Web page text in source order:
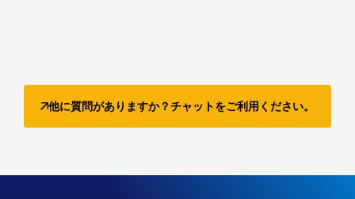
他に質問がありますか？チャットをご利用ください。